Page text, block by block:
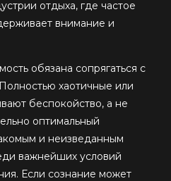
отдыха, где частое
внимание и
обязана сопрягаться с
хаотичные или
беспокойство, а не
оптимальный
и неизведанным
важнейших условий
Если сознание может